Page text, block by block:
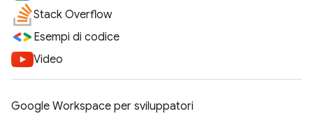
Stack Overflow
Esempi di codice
Video
Google Workspace per sviluppatori